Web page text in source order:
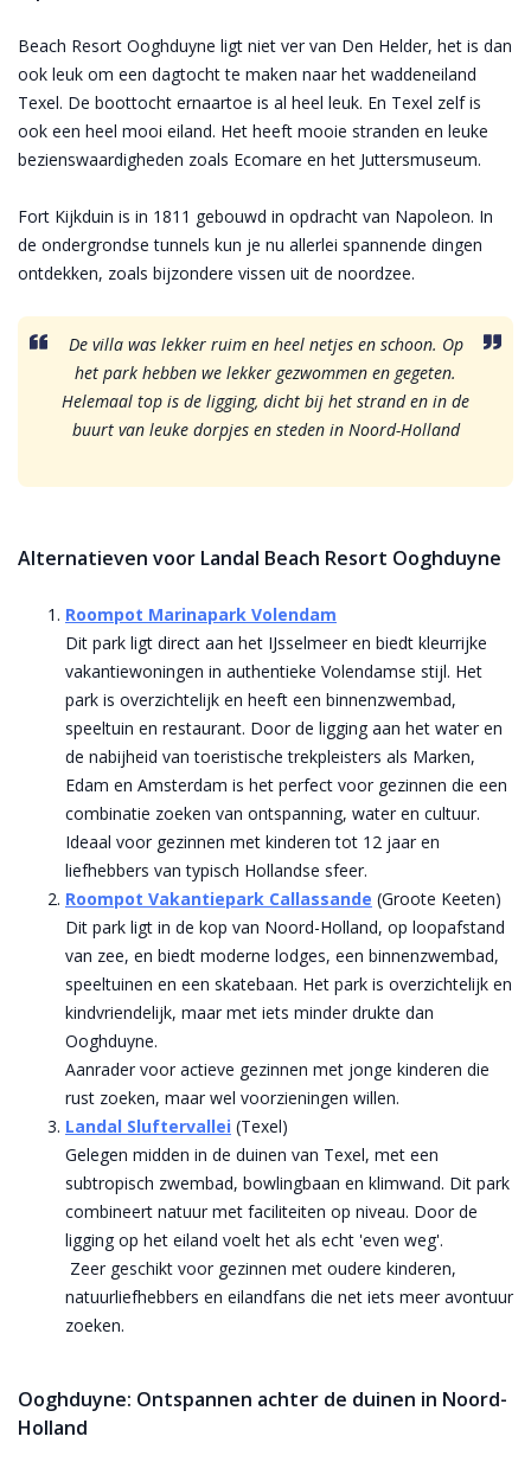
Beach Resort Ooghduyne ligt niet ver van Den Helder, het is dan
ook leuk om een dagtocht te maken naar het waddeneiland
Texel. De boottocht ernaartoe is al heel leuk. En Texel zelf is
ook een heel mooi eiland. Het heeft mooie stranden en leuke
bezienswaardigheden zoals Ecomare en het Juttersmuseum.
Fort Kijkduin is in 1811 gebouwd in opdracht van Napoleon. In
de ondergrondse tunnels kun je nu allerlei spannende dingen
ontdekken, zoals bijzondere vissen uit de noordzee.
De villa was lekker ruim en heel netjes en schoon. Op
het park hebben we lekker gezwommen en gegeten.
Helemaal top is de ligging, dicht bij het strand en in de
buurt van leuke dorpjes en steden in Noord-Holland
Alternatieven voor Landal Beach Resort Ooghduyne
Roompot Marinapark Volendam
Dit park ligt direct aan het IJsselmeer en biedt kleurrijke
vakantiewoningen in authentieke Volendamse stijl. Het
park is overzichtelijk en heeft een binnenzwembad,
speeltuin en restaurant. Door de ligging aan het water en
de nabijheid van toeristische trekpleisters als Marken,
Edam en Amsterdam is het perfect voor gezinnen die een
combinatie zoeken van ontspanning, water en cultuur.
Ideaal voor gezinnen met kinderen tot 12 jaar en
liefhebbers van typisch Hollandse sfeer.
Roompot Vakantiepark Callassande (Groote Keeten)
Dit park ligt in de kop van Noord-Holland, op loopafstand
van zee, en biedt moderne lodges, een binnenzwembad,
speeltuinen en een skatebaan. Het park is overzichtelijk en
kindvriendelijk, maar met iets minder drukte dan
Ooghduyne.
Aanrader voor actieve gezinnen met jonge kinderen die
rust zoeken, maar wel voorzieningen willen.
Landal Sluftervallei (Texel)
Gelegen midden in de duinen van Texel, met een
subtropisch zwembad, bowlingbaan en klimwand. Dit park
combineert natuur met faciliteiten op niveau. Door de
ligging op het eiland voelt het als echt 'even weg'.
Zeer geschikt voor gezinnen met oudere kinderen,
natuurliefhebbers en eilandfans die net iets meer avontuur
zoeken.
Ooghduyne: Ontspannen achter de duinen in Noord-
Holland